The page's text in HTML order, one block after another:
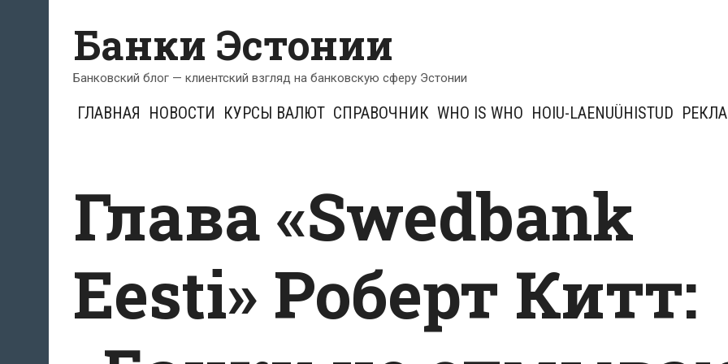
содержимому
Банки Эстонии
Банковский блог — клиентский взгляд на банковскую сферу Эстонии
ГЛАВНАЯ НОВОСТИ КУРСЫ ВАЛЮТ СПРАВОЧНИК WHO IS WHO HOIU-LAENUÜHISTUD
Глава «Swedbank
Eesti» Роберт Китт: